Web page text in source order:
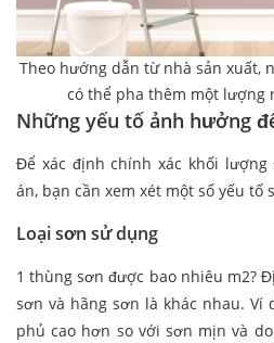
Theo hướng dẫn từ nhà sản xuất,
có thể pha thêm một lượng
Những yếu tố ảnh hưởng
Để xác định chính xác khối
án, bạn cần xem xét một số yếu tố
Loại sơn sử dụng
1 thùng sơn được bao nhiêu m2?
sơn và hãng sơn là khác nhau. Ví
phủ cao hơn so với sơn mịn và